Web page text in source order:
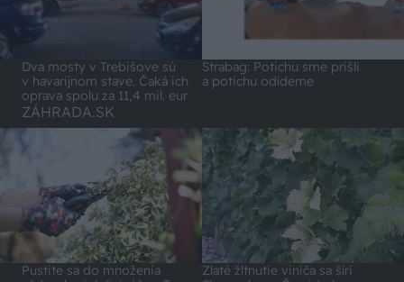
Dva mosty v Trebišove sú
v havarijnom stave. Čaká ich
oprava spolu za 11,4 mil. eur
Strabag: Potichu sme prišli
a potichu odídeme
ZÁHRADA.SK
Pustite sa do množenia
Zlaté žltnutie viniča sa šíri